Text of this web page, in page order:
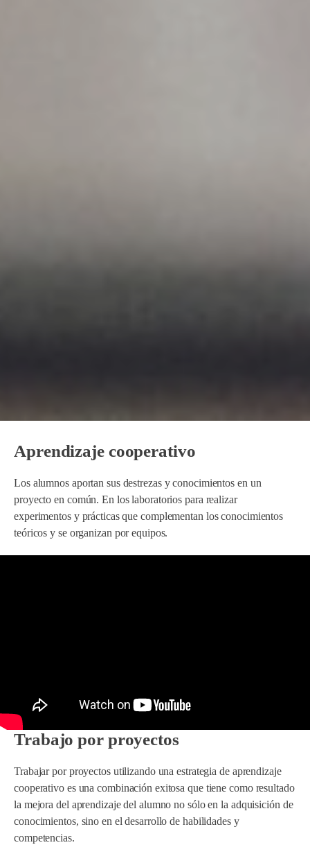
Aprendizaje cooperativo
Los alumnos aportan sus destrezas y conocimientos en un
proyecto en común. En los laboratorios para realizar
experimentos y prácticas que complementan los conocimientos
teóricos y se organizan por equipos.
Trabajo por proyectos
Trabajar por proyectos utilizando una estrategia de aprendizaje
cooperativo es una combinación exitosa que tiene como resultado
la mejora del aprendizaje del alumno no sólo en la adquisición de
conocimientos, sino en el desarrollo de habilidades y
competencias.